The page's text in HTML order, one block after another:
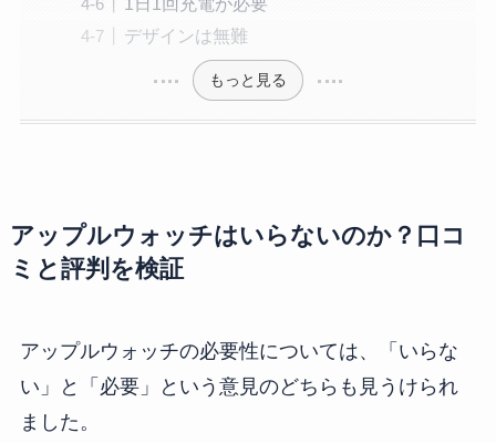
デザインは無難
もっと見る
アップルウォッチはいらないのか？口コ
ミと評判を検証
アップルウォッチの必要性については、「いらな
い」と「必要」という意見のどちらも見うけられ
ました。